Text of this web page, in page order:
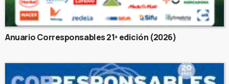
Anuario Corresponsables 21ª edición (2026)